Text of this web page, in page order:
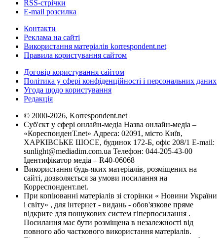
RSS-стрічки
E-mail розсилка
Контакти
Реклама на сайті
Використання матеріалів korrespondent.net
Правила користування сайтом
Договір користування сайтом
Політика у сфері конфіденційності і персональних даних
Угода щодо користування
Редакція
© 2000-2026, Korrespondent.net
Суб'єкт у сфері онлайн-медіа Назва онлайн-медіа –
«КореспонденТ.net» Адреса: 02091, місто Київ,
ХАРКІВСЬКЕ ШОСЕ, будинок 172-Б, офіс 208/1 E-mail:
sunlight@mediadim.com.ua Телефон: 044-205-43-00
Ідентифікатор медіа – R40-06068
Використання будь-яких матеріалів, розміщених на
сайті, дозволяється за умови посилання на
Корреспондент.net.
При копіюванні матеріалів зі сторінки « Новини України
і світу» , для інтернет - видань - обов'язкове пряме
відкрите для пошукових систем гіперпосилання .
Посилання має бути розміщена в незалежності від
повного або часткового використання матеріалів.